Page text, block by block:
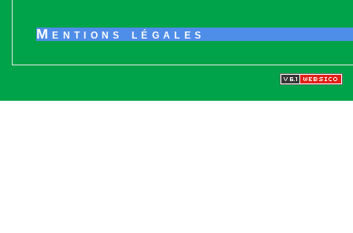
Mentions légales